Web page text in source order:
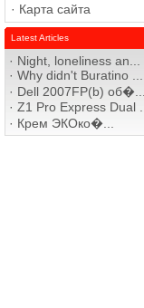
· Карта сайта
Latest Articles
· Night, loneliness an...
· Why didn't Buratino ...
· Dell 2007FP(b) об�...
· Z1 Pro Express Dual ...
· Крем ЭКОко�...